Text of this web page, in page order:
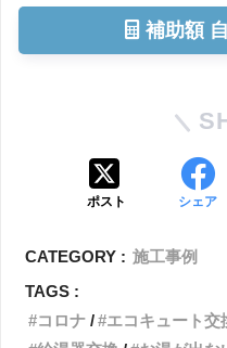
補助額
ポスト シェア
CATEGORY : 施工事例
TAGS :
コロナ
エコキュート交